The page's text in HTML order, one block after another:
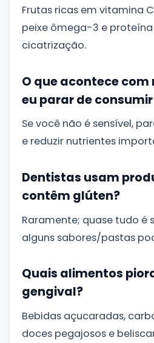
Frutas ricas em vitamina
peixe ômega-3 e
cicatrização.
O que acontece com
eu parar de
Se você não é sensível,
e reduzir nutrientes
Dentistas usam
contêm glúten?
Raramente; quase tudo é
alguns sabores/pastas
Quais alimentos
gengival?
Bebidas açucaradas,
doces pegajosos e